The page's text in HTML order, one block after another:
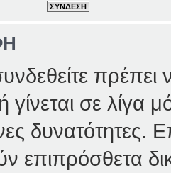
γίνεται σε λίγα
δυνατότητες.
επιπρόσθετα